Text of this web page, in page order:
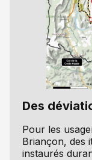
Des
Pour les
Briançon, des
instaurés